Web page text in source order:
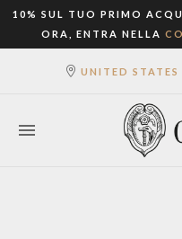
10% SUL TUO PRIMO
ORA, ENTRA NELLA
UNITED STATES